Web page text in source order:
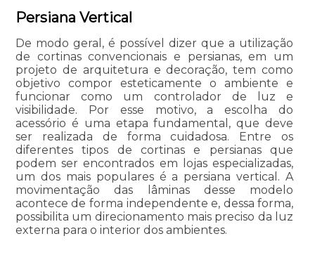
Persiana Vertical
De modo geral, é possível dizer que a utilização
de cortinas convencionais e persianas, em um
projeto de arquitetura e decoração, tem como
objetivo compor esteticamente o ambiente e
funcionar como um controlador de luz e
visibilidade. Por esse motivo, a escolha do
acessório é uma etapa fundamental, que deve
ser realizada de forma cuidadosa. Entre os
diferentes tipos de cortinas e persianas que
podem ser encontrados em lojas especializadas,
um dos mais populares é a persiana vertical. A
movimentação das lâminas desse modelo
acontece de forma independente e, dessa forma,
possibilita um direcionamento mais preciso da luz
externa para o interior dos ambientes.